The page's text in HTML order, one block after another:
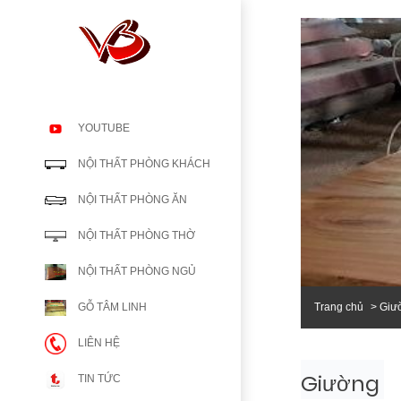
YOUTUBE
NỘI THẤT PHÒNG KHÁCH
NỘI THẤT PHÒNG ĂN
NỘI THẤT PHÒNG THỜ
NỘI THẤT PHÒNG NGỦ
GỖ TÂM LINH
LIÊN HỆ
TIN TỨC
Trang chủ
Giường